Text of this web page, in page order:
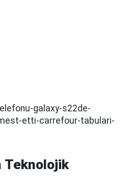
Teknolojik